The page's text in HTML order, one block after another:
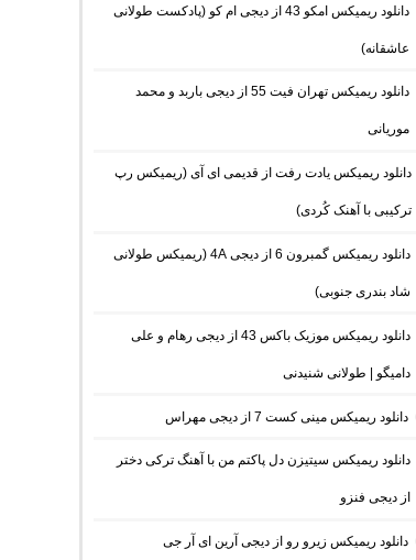
دانلود ریمیکس امکو 43 از دیجی ام کو (پادکست طولانی
عاشقانه)
دانلود ریمیکس تهران فیت 55 از دیجی باربد و محمد
موریانی
دانلود ریمیکس یادت رفت از قدیمی ای آی (ریمیکس رپ
ترکیبی با آهنک کُردی)
دانلود ریمیکس گمبرون 6 از دیجی 4A (ریمیکس طولانی
شاد بندری جنوبی)
دانلود ریمیکس موزیک باکس 43 از دیجی رهام و علی
دامیگو | طولانی شنیدنی
دانلود ریمیکس مینی کست 7 از دیجی مهراس
دانلود ریمیکس سیتیزن دل پاکتم من با آهنگ ترکی دختر
از دیجی فنزو
دانلود ریمیکس زیرو رو از دیجی آرین ای آر جی